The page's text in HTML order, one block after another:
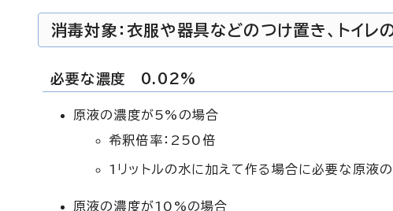
消毒対象：衣服や器具などのつけ置き、トイレ
必要な濃度 0.02%
原液の濃度が5%の場合
希釈倍率：250倍
1リットルの水に加えて作る場合に必要な原液の
原液の濃度が10%の場合